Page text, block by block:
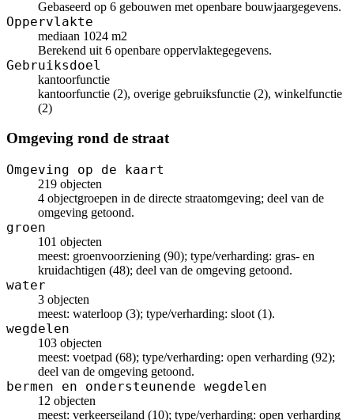
Gebaseerd op 6 gebouwen met openbare bouwjaargegevens.
Oppervlakte
mediaan 1024 m2
Berekend uit 6 openbare oppervlaktegegevens.
Gebruiksdoel
kantoorfunctie
kantoorfunctie (2), overige gebruiksfunctie (2), winkelfunctie
(2)
Omgeving rond de straat
Omgeving op de kaart
219 objecten
4 objectgroepen in de directe straatomgeving; deel van de
omgeving getoond.
groen
101 objecten
meest: groenvoorziening (90); type/verharding: gras- en
kruidachtigen (48); deel van de omgeving getoond.
water
3 objecten
meest: waterloop (3); type/verharding: sloot (1).
wegdelen
103 objecten
meest: voetpad (68); type/verharding: open verharding (92);
deel van de omgeving getoond.
bermen en ondersteunende wegdelen
12 objecten
meest: verkeerseiland (10); type/verharding: open verharding